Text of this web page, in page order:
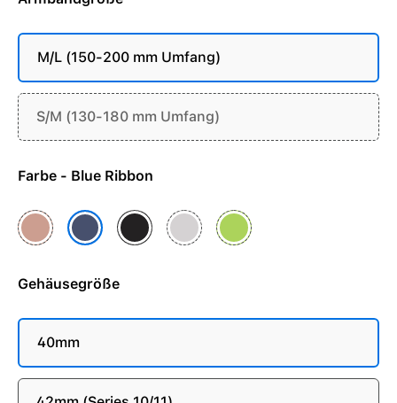
M/L (150-200 mm Umfang)
S/M (130-180 mm Umfang)
Farbe - Blue Ribbon
Alpenglow Pink
Blue RibbonMidnight Black
Veiled GreyVolt Splash
Gehäusegröße
40mm